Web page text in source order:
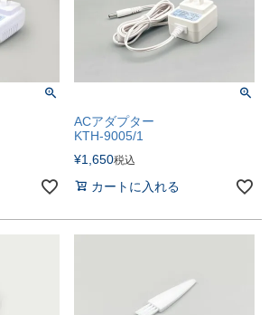
ACアダプター
KTH-9005/1
¥1,650税込
カートに入れる